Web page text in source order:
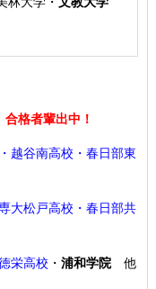
格者輩出中！
越谷南高校・春日部東
大松戸高校 ・春日部共
栄高校 ・ 浦和学院他